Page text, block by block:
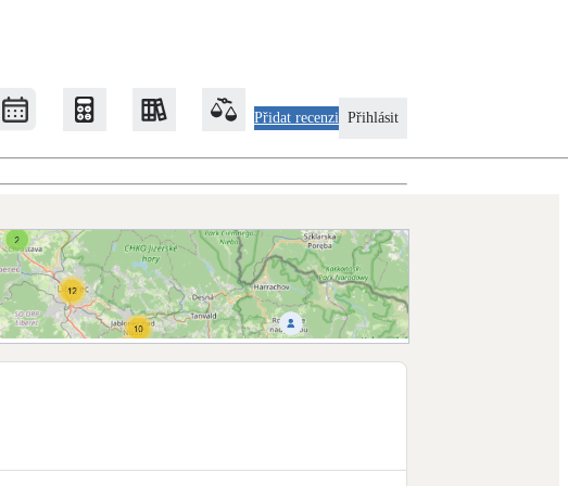
Přidat recenzi Přihlásit
Zateplení
Obálka budovy
Klimatizace